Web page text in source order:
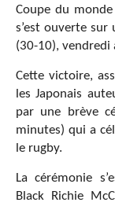
Coupe du
s’est ouverte sur
(30-10), vendredi
Cette victoire,
les Japonais
par une brève
minutes) qui a
le rugby.
La cérémonie
Black Richie